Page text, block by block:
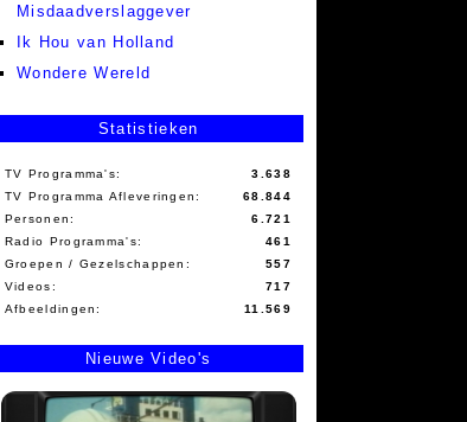
Misdaadverslaggever
Ik Hou van Holland
Wondere Wereld
Statistieken
TV Programma's:
3.638
TV Programma Afleveringen:
68.844
Personen:
6.721
Radio Programma's:
461
Groepen / Gezelschappen:
557
Videos:
717
Afbeeldingen:
11.569
Nieuwe Video's